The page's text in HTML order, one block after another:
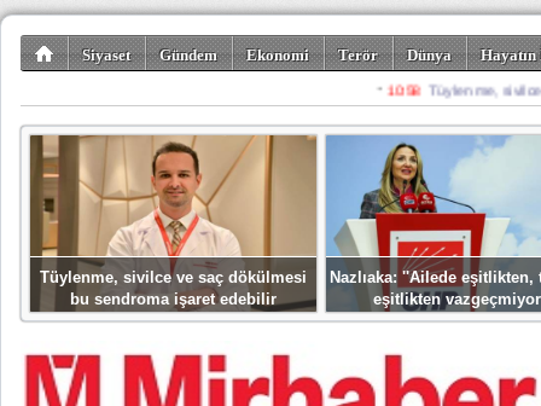
Siyaset Gündem Ekonomi Terör Dünya
Gezi-Turizm Spor Misafir
Tüylenme, sivilce ve saç dökülmesi
bu sendroma işaret edebilir
Nazlıaka: ''Ailede eşitlikten,
eşitlikten